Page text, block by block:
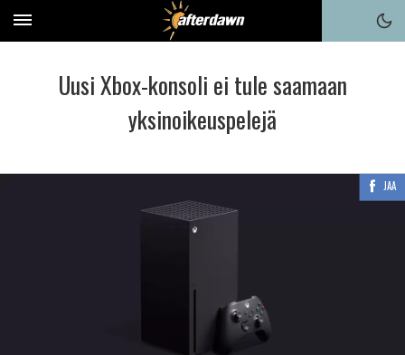
Uusi Xbox-konsoli ei tule saamaan
yksinoikeuspelejä
JAA